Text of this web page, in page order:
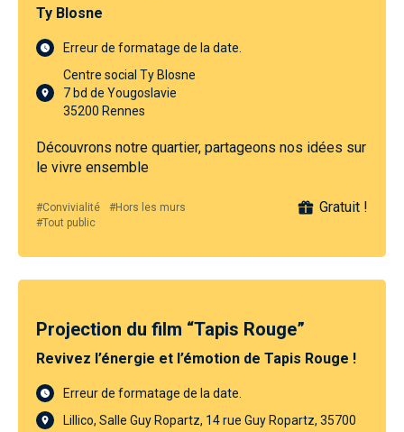
Ty Blosne
Erreur de formatage de la date.
Centre social Ty Blosne
7 bd de Yougoslavie
35200 Rennes
Découvrons notre quartier, partageons nos idées sur
le vivre ensemble
#Convivialité
#Hors les murs
#Tout public
Gratuit !
Projection du film “Tapis Rouge”
Revivez l’énergie et l’émotion de Tapis Rouge !
Erreur de formatage de la date.
Lillico, Salle Guy Ropartz, 14 rue Guy Ropartz, 35700